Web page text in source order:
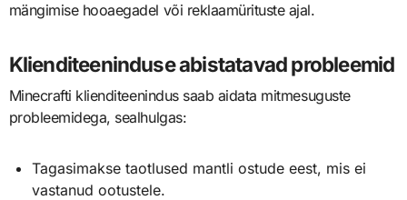
mängimise hooaegadel või reklaamürituste ajal.
Klienditeeninduse abistatavad probleemid
Minecrafti klienditeenindus saab aidata mitmesuguste
probleemidega, sealhulgas:
Tagasimakse taotlused mantli ostude eest, mis ei
vastanud ootustele.